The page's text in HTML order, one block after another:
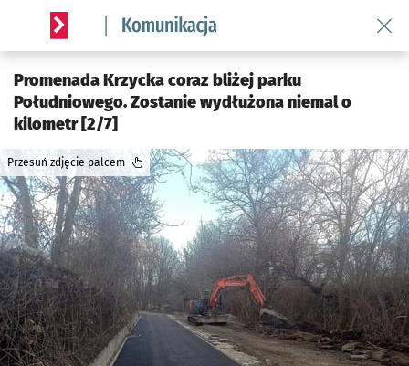
Serwis informacyjny wroclaw.pl podserwis: Komunikacja
Promenada Krzycka coraz bliżej parku
Południowego. Zostanie wydłużona niemal o
kilometr [2/7]
Przesuń zdjęcie palcem